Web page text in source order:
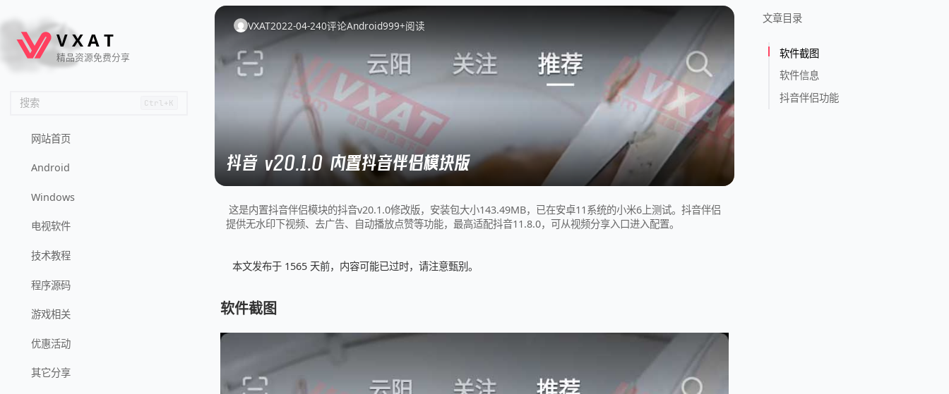
🙌
🐟
🏖️
VXA T
精品资源免费分享
搜索 Ctrl+K
网站首页
Android
Windows
电视软件
技术教程
程序源码
游戏相关
优惠活动
其它分享
VXAT2022-04-240评论Android999+阅读
抖音 v20.1.0 内置抖音伴侣模块版
这是内置抖音伴侣模块的抖音v20.1.0修改版，安装包大小143.49MB，已在安卓11系统的小米6上测试。抖音伴侣
提供无水印下视频、去广告、自动播放点赞等功能，最高适配抖音11.8.0，可从视频分享入口进入配置。
本文发布于 1565 天前，内容可能已过时，请注意甄别。
软件截图
文章目录
软件截图
软件信息
抖音伴侣功能